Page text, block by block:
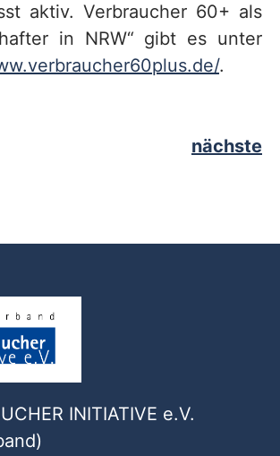
aktiv. Verbraucher 60+ als
in NRW“ gibt es unter
.
nächste
INITIATIVE e.V.